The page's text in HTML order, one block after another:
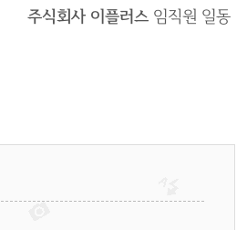
주식회사 이플러스 임직원 일동